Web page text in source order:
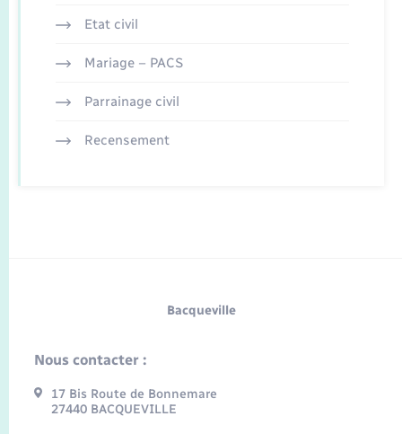
Etat civil
Mariage – PACS
Parrainage civil
Recensement
Bacqueville
Nous contacter :
17 Bis Route de Bonnemare
27440 BACQUEVILLE